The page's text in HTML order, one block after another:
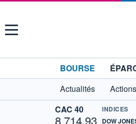
Menu
BOURSE
Actualités
Actions
CAC 40
8 714,93
INDICES
DOW